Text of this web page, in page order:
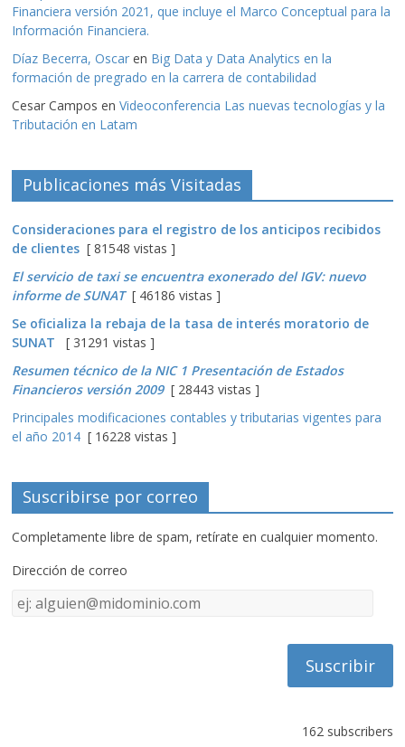
Financiera versión 2021, que incluye el Marco Conceptual para la
Información Financiera.
Díaz Becerra, Oscar en Big Data y Data Analytics en la
formación de pregrado en la carrera de contabilidad
Cesar Campos enVideoconferencia Las nuevas tecnologías y la
Tributación en Latam
Publicaciones más Visitadas
Consideraciones para el registro de los anticipos recibidos
de clientes [ 81548 vistas ]
El servicio de taxi se encuentra exonerado del IGV: nuevo
informe de SUNAT[ 46186 vistas ]
Se oficializa la rebaja de la tasa de interés moratorio de
SUNAT
[ 31291 vistas ]
Resumen técnico de la NIC 1 Presentación de Estados
Financieros versión 2009[ 28443 vistas ]
Principales modificaciones contables y tributarias vigentes para
el año 2014 [ 16228 vistas ]
Suscribirse por correo
Completamente libre de spam, retírate en cualquier momento.
Dirección de correo
Dirección
de
162 subscribers